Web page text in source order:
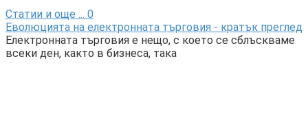
Статии и още ... 0
Еволюцията на електронната търговия - кратък преглед
Електронната търговия е нещо, с което се сблъскваме
всеки ден, както в бизнеса, така